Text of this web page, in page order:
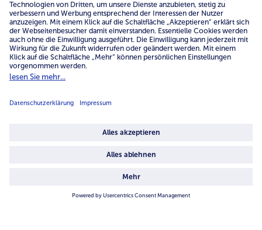
Land / Sprache wählen
4.6/5